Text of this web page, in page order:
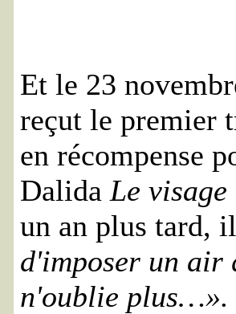
Et le 23
reçut le premier
en récompense
Dalida Le
un an plus tard,
d'imposer un air
n'oublie plus…».